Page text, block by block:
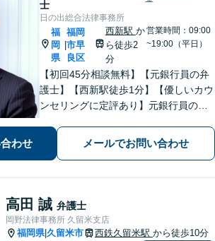
士
日の出総合法律事務所
福
岡
県
|
福岡
市早
良区
西新駅 か
ら徒歩2
分
営業時間：09:00
~19:00（平日）
【初回45分相談無料】【元銀行員の弁
護士】【西新駅徒歩1分】【優しいカウ
ンセリングに定評あり】元銀行員のノ
理／労働雇用／企業法務／債権回収か
ら離婚問題までサポートします。経営
わせ メールでお問い合わせ
高田 誠 弁護士
岡野法律事務所 久留米支店
福岡県|久留米市 西鉄久留米駅 から徒歩10分